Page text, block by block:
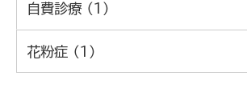
自費診療 （1）
花粉症 （1）